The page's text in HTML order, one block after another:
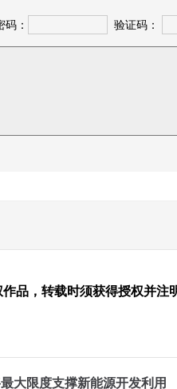
码： 验证码：
作品，转载时须获得授权并
大限度支撑新能源开发利用